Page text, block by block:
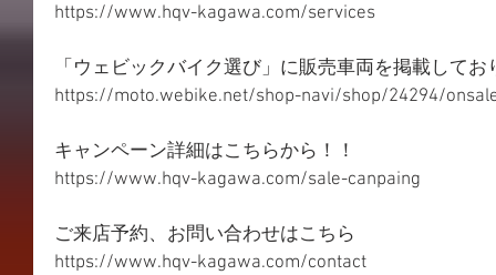
https://www.hqv-kagawa.com/services
「ウェビックバイク選び」に販売車両を掲載してお
https://moto.webike.net/shop-navi/shop/24294/
キャンペーン詳細はこちらから！！
https://www.hqv-kagawa.com/sale-canpaing
ご来店予約、お問い合わせはこちら
https://www.hqv-kagawa.com/contact